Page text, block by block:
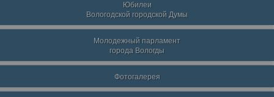
Юбилеи
Вологодской городской Думы
Молодежный парламент
города Вологды
Фотогалерея